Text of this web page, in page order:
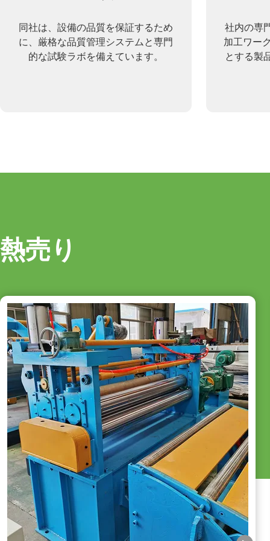
同社は、設備の品質を保証するため
に、厳格な品質管理システムと専門
的な試験ラボを備えています。
社内の専
加工ワー
とする製
熱売り